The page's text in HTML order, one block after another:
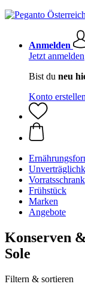
Anmelden
Jetzt anmelden
Bist du neu
Konto erstellen
Vorratsschrank
Frühstück
Marken
Angebote
Konserven
Sole
Filtern & sortieren